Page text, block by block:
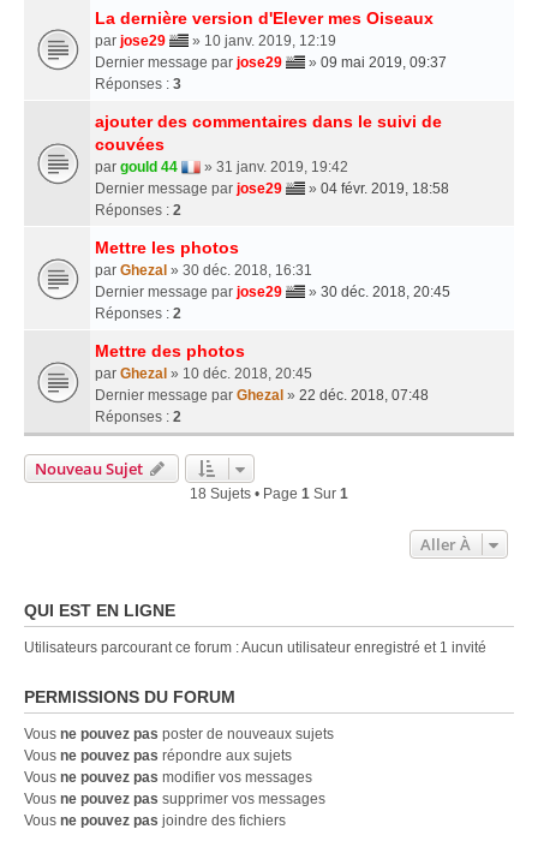
La dernière version d'Elever mes Oiseaux
par jose29
» 10 janv. 2019, 12:19
Dernier message par jose29 » 09 mai 2019, 09:37
Réponses : 3
ajouter des commentaires dans le suivi de
couvées
par gould 44
» 31 janv. 2019, 19:42
Dernier message par jose29 » 04 févr. 2019, 18:58
Réponses : 2
Mettre les photos
par Ghezal » 30 déc. 2018, 16:31
Dernier message par jose29 » 30 déc. 2018, 20:45
Réponses : 2
Mettre des photos
par Ghezal » 10 déc. 2018, 20:45
Dernier message par Ghezal » 22 déc. 2018, 07:48
Réponses : 2
Nouveau Sujet
18 Sujets • Page 1 Sur 1
Aller À
QUI EST EN LIGNE
Utilisateurs parcourant ce forum : Aucun utilisateur enregistré et 1 invité
PERMISSIONS DU FORUM
Vous ne pouvez pas poster de nouveaux sujets
Vous ne pouvez pas répondre aux sujets
Vous ne pouvez pas modifier vos messages
Vous ne pouvez pas supprimer vos messages
Vous ne pouvez pas joindre des fichiers